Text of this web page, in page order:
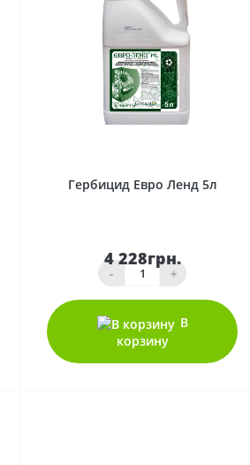
Гербицид Евро Ленд 5л
4 228грн.
- +
В
корзину